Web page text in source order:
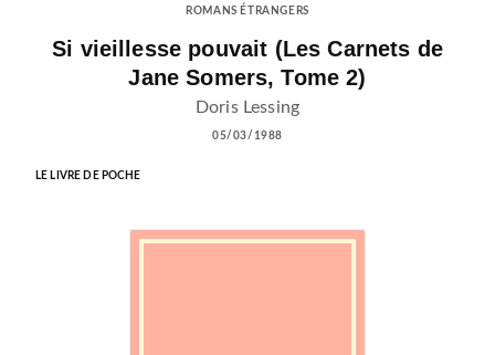
ROMANS ÉTRANGERS
Si vieillesse pouvait (Les Carnets de
Jane Somers, Tome 2)
Doris Lessing
05/03/1988
LE LIVRE DE POCHE